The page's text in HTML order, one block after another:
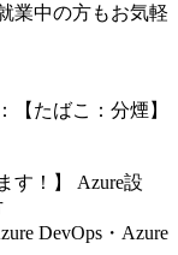
業中の方もお気軽
たばこ：分煙】
す！】 Azure設
DevOps・Azure